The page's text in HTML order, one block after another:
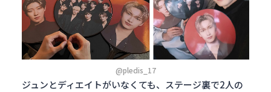
@pledis_17
ジュンとディエイトがいなくても、ステージ裏で2人の